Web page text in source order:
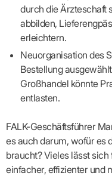
durch die Ärzteschaft
abbilden,
erleichtern.
Neuorganisation des
Bestellung
Großhandel könnte
entlasten.
FALK-Geschäftsführer
es auch darum, wofür es
braucht? Vieles lässt
einfacher, effizienter und